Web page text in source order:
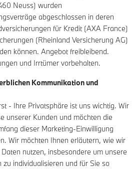
Neuss) wurden
abgeschlossen in deren
für Kredit (AXA France)
(Rheinland Versicherung AG)
können. Angebot freibleibend.
und Irrtümer vorbehalten.
Kommunikation und
- Ihre Privatsphäre ist uns wichtig. Wir
unserer Kunden und möchten die
dieser Marketing-Einwilligung
Wir möchten Ihnen erläutern, wie wir
nutzen, insbesondere um unsere
zu individualisieren und für Sie so